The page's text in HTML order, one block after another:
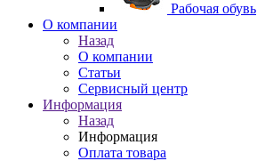
Рабочая обувь
O компании
Назад
O компании
Статьи
Сервисный центр
Информация
Назад
Информация
Оплата товара